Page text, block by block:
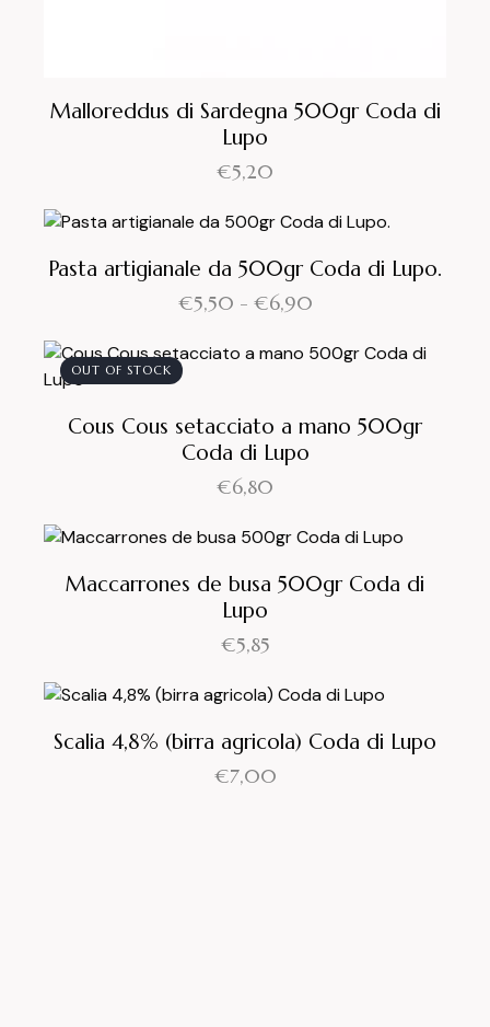
Malloreddus di Sardegna 500gr Coda di
Lupo
€5,20
Pasta artigianale da 500gr Coda di Lupo.
€5,50 - €6,90
OUT OF STOCK
Cous Cous setacciato a mano 500gr
Coda di Lupo
€6,80
Maccarrones de busa 500gr Coda di
Lupo
€5,85
Scalia 4,8% (birra agricola) Coda di Lupo
€7,00